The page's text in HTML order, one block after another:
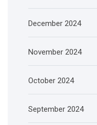
December 2024
November 2024
October 2024
September 2024